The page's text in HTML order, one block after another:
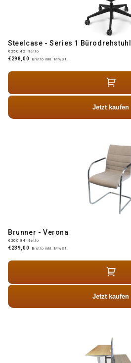
Steelcase - Series 1 Bürodrehstuhl
€250,42 Netto
€298,00 Brutto inkl. MwSt.
Jetzt kaufen
Brunner - Verona
€200,84 Netto
€239,00 Brutto inkl. MwSt.
Jetzt kaufen